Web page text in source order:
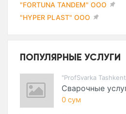
"FORTUNA TANDEM" ООО
"HYPER PLAST" ООО
ПОПУЛЯРНЫЕ УСЛУГИ
"ProfSvarka
Сварочные
0 сум